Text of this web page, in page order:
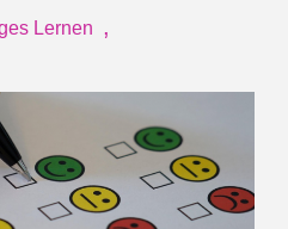
Lernen ,